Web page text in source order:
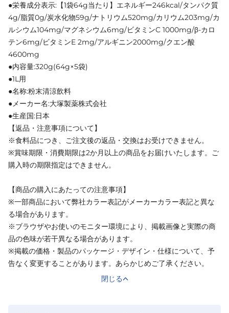
●栄養成分表示:【1袋64g当たり】エネルギー246kcal/タンパク質
4g/脂質0g/炭水化物59g/ナトリウム520mg/カリウム203mg/カ
ルシウム104mg/マグネシウム6mg/ビタミンC 1000mg/β-カロ
テン6mg/ビタミンE 2mg/アルギニン2000mg/クエン酸
4600mg
●内容量:320g(64g×5袋)
●1L用
●名称:粉末清涼飲料
●メーカー名:大塚製薬株式会社
●生産国:日本
【返品・注意事項について】
※食料品につき、ご注文後の返品・交換はお受けできません。
※賞味期限・消費期限は2か月以上の商品をお届けいたします。ご
購入時の期限指定はできません。
【商品の購入にあたっての注意事項】
※一部商品において弊社カラー表記がメーカーカラー表記と異な
る場合があります。
※ブラウザやお使いのモニター環境により、掲載画像と実際の商
品の色味が若干異なる場合があります。
※掲載の価格・製品のパッケージ・デザイン・仕様について、予
告なく変更することがあります。あらかじめご了承ください。
閉じる